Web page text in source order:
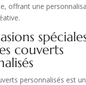
offrant une
couverts
personnalisés est